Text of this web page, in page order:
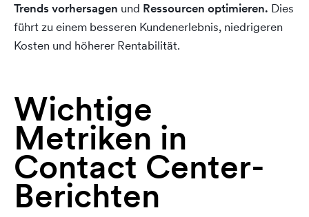
Trends vorhersagen und Ressourcen optimieren. Dies
führt zu einem besseren Kundenerlebnis, niedrigeren
Kosten und höherer Rentabilität.
Wichtige
Metriken in
Contact Center-
Berichten